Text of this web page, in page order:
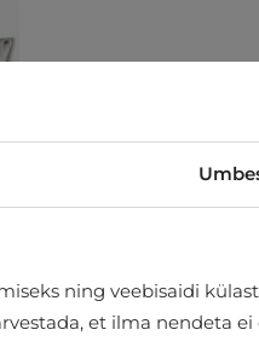
ning veebisaidi
et ilma nendeta